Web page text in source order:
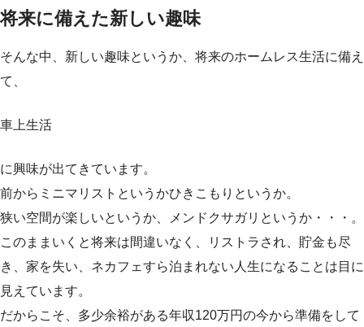
将来に備えた新しい趣味
そんな中、新しい趣味というか、将来のホームレス生活に備え
て、
車上生活
に興味が出てきています。
前からミニマリストというかひきこもりというか。
狭い空間が楽しいというか、メンドクサガリというか・・・。
このままいくと将来は間違いなく、リストラされ、貯金も尽
き、家を失い、ネカフェすら泊まれない人生になることは目に
見えています。
だからこそ、多少余裕がある年収120万円の今から準備をして